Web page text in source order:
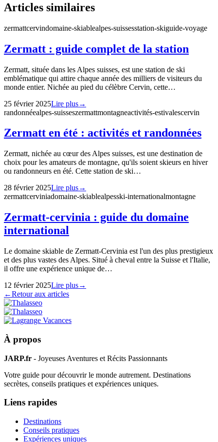
Articles similaires
zermattcervindomaine-skiablealpes-suissesstation-skiguide-voyage
Zermatt : guide complet de la station
Zermatt, située dans les Alpes suisses, est une station de ski
emblématique qui attire chaque année des milliers de visiteurs du
monde entier. Nichée au pied du célèbre Cervin, cette…
25 février 2025Lire plus→
randonnéealpes-suisseszermattmontagneactivités-estivalescervin
Zermatt en été : activités et randonnées
Zermatt, nichée au cœur des Alpes suisses, est une destination de
choix pour les amateurs de montagne, qu'ils soient skieurs en hiver
ou randonneurs en été. Cette station de ski…
28 février 2025Lire plus→
zermattcerviniadomaine-skiablealpesski-internationalmontagne
Zermatt-cervinia : guide du domaine
international
Le domaine skiable de Zermatt-Cervinia est l'un des plus prestigieux
et des plus vastes des Alpes. Situé à cheval entre la Suisse et l'Italie,
il offre une expérience unique de…
12 février 2025Lire plus→
←Retour aux articles
À propos
JARP.fr - Joyeuses Aventures et Récits Passionnants
Votre guide pour découvrir le monde autrement. Destinations
secrètes, conseils pratiques et expériences uniques.
Liens rapides
Destinations
Conseils pratiques
Expériences uniques